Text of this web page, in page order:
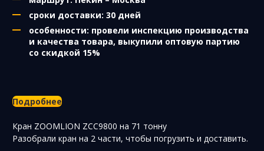
сроки доставки: 30 дней
особенности: провели инспекцию производства
и качества товара, выкупили оптовую партию
со скидкой 15%
Подробнее
Кран ZOOMLION ZCC9800 на 71 тонну
Разобрали кран на 2 части, чтобы погрузить и доставить.